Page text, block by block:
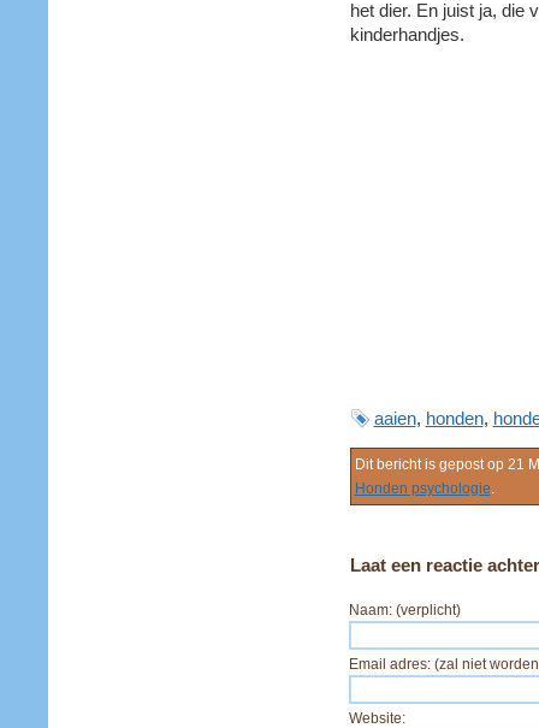
het dier. En juist ja, die
kinderhandjes.
aaien, honden,
Dit bericht is gepost op 21
Honden psychologie.
Laat een reactie achter
Naam: (verplicht)
Email adres: (zal niet
Website: